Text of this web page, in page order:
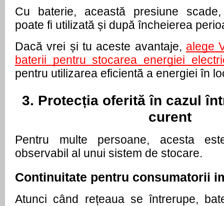
Cu baterie, această presiune
poate fi utilizată și după încheierea
Dacă vrei și tu aceste avantaje, alege
baterii pentru stocarea energiei
pentru utilizarea eficientă a energiei în
3. Protecția oferită în cazul
curent
Pentru multe persoane, acesta
observabil al unui sistem de stocare.
Continuitate pentru consumatorii
Atunci când rețeaua se întrerupe,